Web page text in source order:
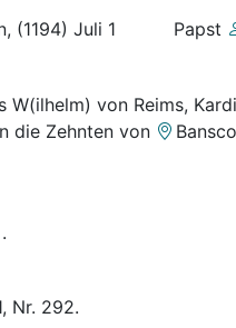
, (1194) Juli 1 Papst
W(ilhelm) von Reims,
die Zehnten von
.
Nr. 292.